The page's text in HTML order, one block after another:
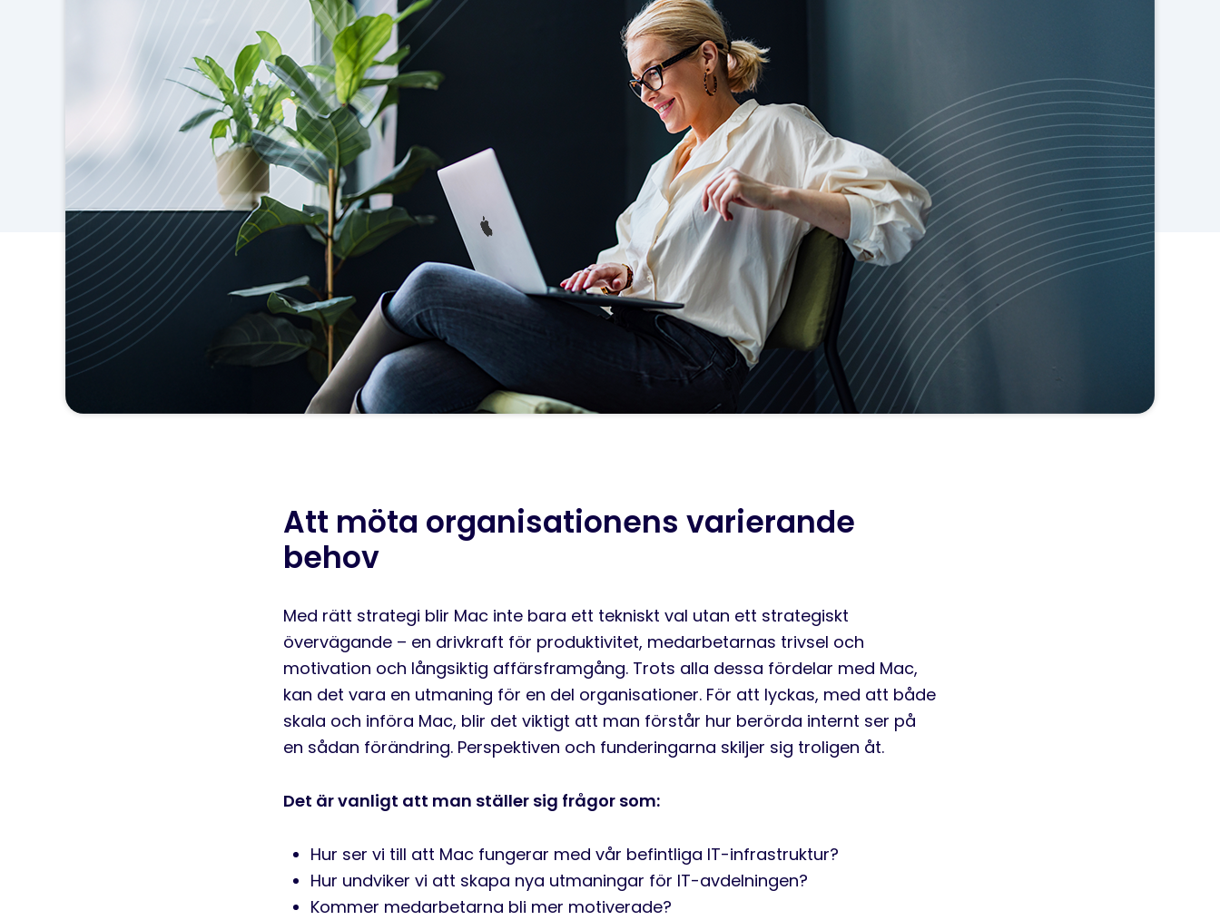
Att möta organisationens varierande
behov
Med rätt strategi blir Mac inte bara ett tekniskt val utan ett strategiskt
övervägande – en drivkraft för produktivitet, medarbetarnas trivsel och
motivation och långsiktig affärsframgång. Trots alla dessa fördelar med Mac,
kan det vara en utmaning för en del organisationer. För att lyckas, med att både
skala och införa Mac, blir det viktigt att man förstår hur berörda internt ser på
en sådan förändring. Perspektiven och funderingarna skiljer sig troligen åt.
Det är vanligt att man ställer sig frågor som:
Hur ser vi till att Mac fungerar med vår befintliga IT-infrastruktur?
Hur undviker vi att skapa nya utmaningar för IT-avdelningen?
Kommer medarbetarna bli mer motiverade?